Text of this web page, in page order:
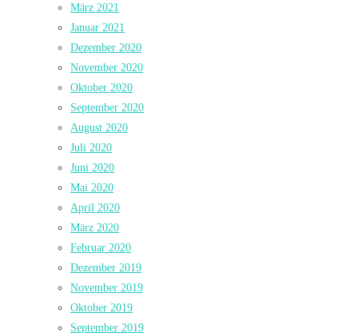
März 2021
Januar 2021
Dezember 2020
November 2020
Oktober 2020
September 2020
August 2020
Juli 2020
Juni 2020
Mai 2020
April 2020
März 2020
Februar 2020
Dezember 2019
November 2019
Oktober 2019
September 2019